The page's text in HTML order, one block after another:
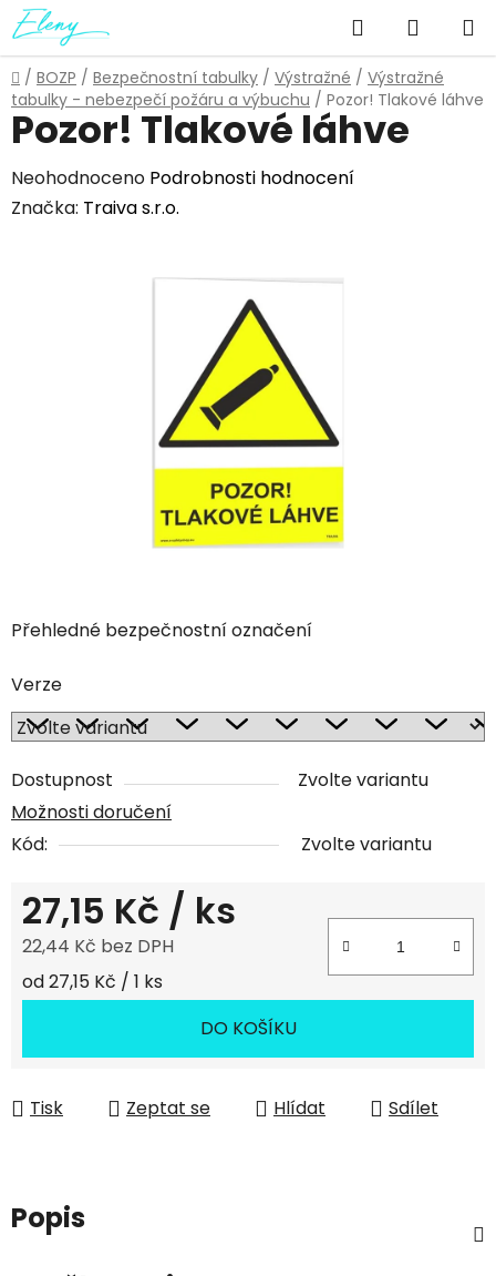
Přejít
na
obsah
Hledat
KOŠÍK
Domů
/ BOZP / Bezpečnostní tabulky / Výstražné / Výstražné
tabulky - nebezpečí požáru a výbuchu / Pozor! Tlakové láhve
Přehledné bezpečnostní označení
Verze
Dostupnost
Zvolte variantu
Možnosti doručení
Kód:
Zvolte variantu
27,15 Kč / ks
22,44 Kč bez DPH
Měrná cena:
od 27,15 Kč / 1 ks
DO KOŠÍKU
Tisk Zeptat se Hlídat Sdílet
Pozor! Tlakové láhve
Průměrné
hodnocení
Neohodnoceno Podrobnosti hodnocení
Značka: Traiva s.r.o.
Popis